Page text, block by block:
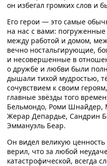
он избегал громких слов и
Его герои — это самые
на нас с вами:
между работой и домом,
вечно ностальгирующие,
и несовершенные в
о дружбе и любви были
дышали тихой мудростью,
сочувствием к своим
главные звёзды того
Бельмондо, Роми
Жерар Депардье, Сандрин
Эммануэль Беар.
Он видел великую ценность
верил, что за любой
катастрофической, всегда